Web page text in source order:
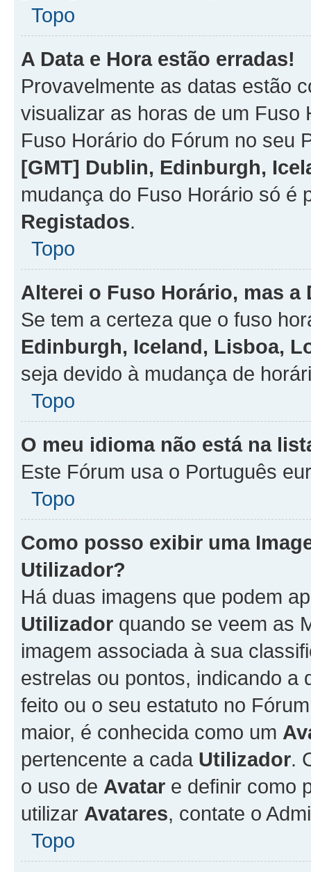
Topo
A Data e Hora estão erradas!
Provavelmente as datas estão
visualizar as horas de um Fuso
Fuso Horário do Fórum no seu
[GMT] Dublin, Edinburgh,
mudança do Fuso Horário só é
Registados.
Topo
Alterei o Fuso Horário, mas a
Se tem a certeza que o fuso
Edinburgh, Iceland, Lisboa,
seja devido à mudança de
Topo
O meu idioma não está na
Este Fórum usa o Português
Topo
Como posso exibir uma
Utilizador?
Há duas imagens que podem
Utilizador quando se veem as
imagem associada à sua
estrelas ou pontos, indicando a
feito ou o seu estatuto no
maior, é conhecida como um
pertencente a cada Utilizador.
o uso de Avatar e definir como
utilizar Avatares, contate o
Topo